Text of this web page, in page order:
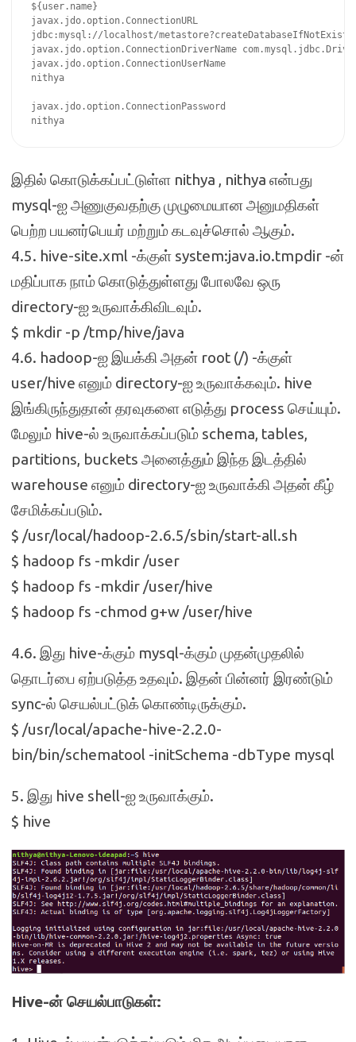
${user.name}
javax.jdo.option.ConnectionURL
jdbc:mysql://localhost/
javax.jdo.option.ConnectionDriverName
javax.jdo.option.ConnectionUserName
nithya
javax.jdo.option.ConnectionPassword
nithya
இதில் கொடுக்கப்பட்டுள்ள nithya , nithya என்பது
mysql-ஐ அணுகுவதற்கு முழுமையான அனுமதிகள்
பெற்ற பயனர்பெயர் மற்றும் கடவுச்சொல் ஆகும்.
4.5. hive-site.xml -க்குள் system:java.io.tmpdir -ன்
மதிப்பாக நாம் கொடுத்துள்ளது போலவே ஒரு
directory-ஐ உருவாக்கிவிடவும்.
$ mkdir -p /tmp/hive/java
4.6. hadoop-ஐ இயக்கி அதன் root (/) -க்குள்
user/hive எனும் directory-ஐ உருவாக்கவும். hive
இங்கிருந்துதான் தரவுகளை எடுத்து process செய்யும்.
மேலும் hive-ல் உருவாக்கப்படும் schema, tables,
partitions, buckets அனைத்தும் இந்த இடத்தில்
warehouse எனும் directory-ஐ உருவாக்கி அதன் கீழ்
சேமிக்கப்படும்.
$ /usr/local/hadoop-2.6.5/sbin/start-all.sh
$ hadoop fs -mkdir /user
$ hadoop fs -mkdir /user/hive
$ hadoop fs -chmod g+w /user/hive
4.6. இது hive-க்கும் mysql-க்கும் முதன்முதலில்
தொடர்பை ஏற்படுத்த உதவும். இதன் பின்னர் இரண்டும்
sync-ல் செயல்பட்டுக் கொண்டிருக்கும்.
$ /usr/local/apache-hive-2.2.0-
bin/bin/schematool -initSchema -dbType mysql
5. இது hive shell-ஐ உருவாக்கும்.
$ hive
Hive-ன் செயல்பாடுகள்: